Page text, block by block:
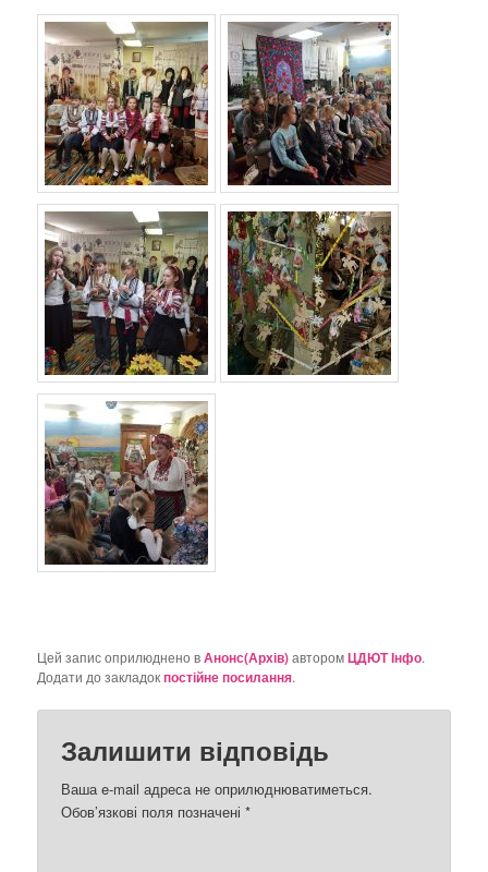
Цей запис оприлюднено вАнонс(Архів)авторомЦДЮТ Інфо.
Додати до закладокпостійне посилання.
Залишити відповідь
Ваша e-mail адреса не оприлюднюватиметься.
Обов’язкові поля позначені*